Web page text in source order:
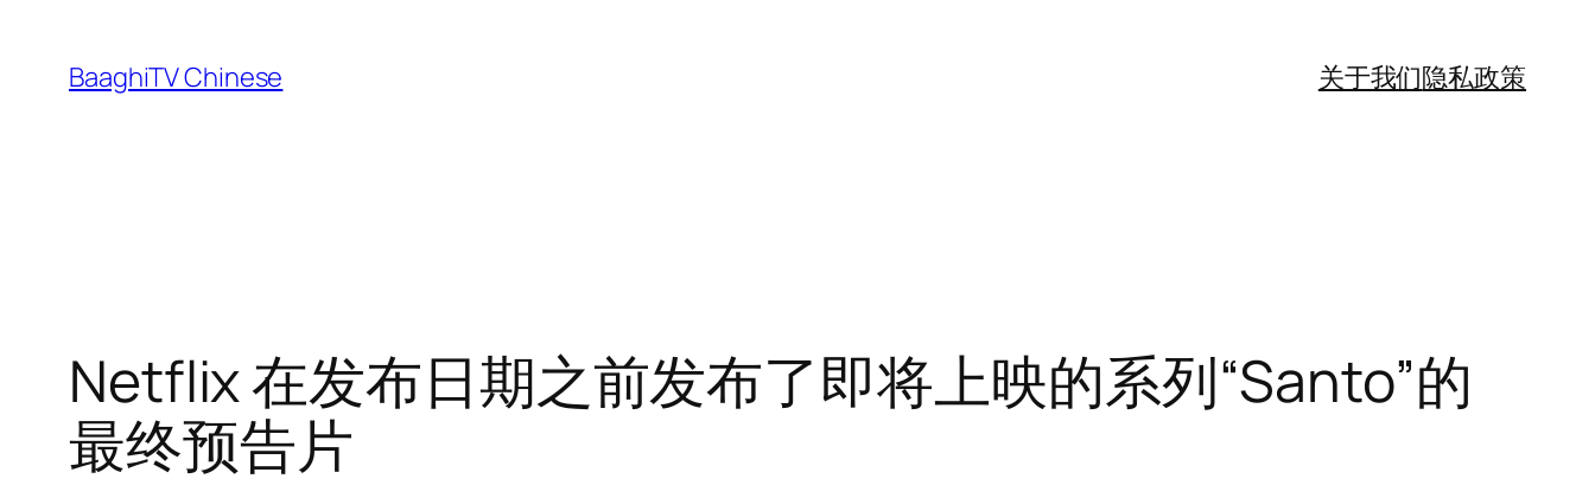
content
BaaghiTV Chinese 关于我们隐私政策
Netflix 在发布日期之前发布了即将上映的系列“Santo”的
最终预告片